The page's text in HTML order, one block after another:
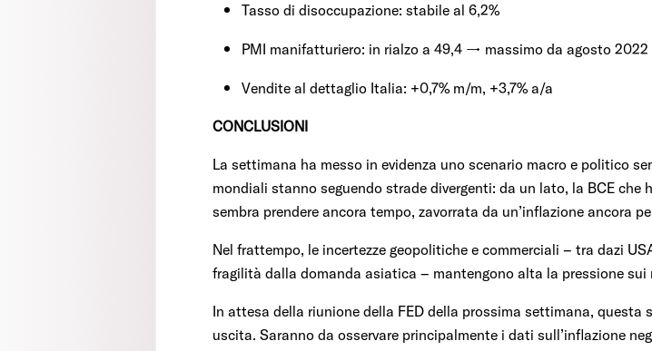
Tasso di disoccupazione: stabile al 6,2%
PMI manifatturiero: in rialzo a 49,4 → massimo da agosto 2022
Vendite al dettaglio Italia: +0,7% m/m, +3,7% a/a
CONCLUSIONI
La settimana ha messo in evidenza uno scenario macro e politico
mondiali stanno seguendo strade divergenti: da un lato, la BCE
sembra prendere ancora tempo, zavorrata da un’inflazione ancora
Nel frattempo, le incertezze geopolitiche e commerciali – tra dazi
fragilità dalla domanda asiatica – mantengono alta la pressione sui
In attesa della riunione della FED della prossima settimana,
uscita. Saranno da osservare principalmente i dati sull’inflazione